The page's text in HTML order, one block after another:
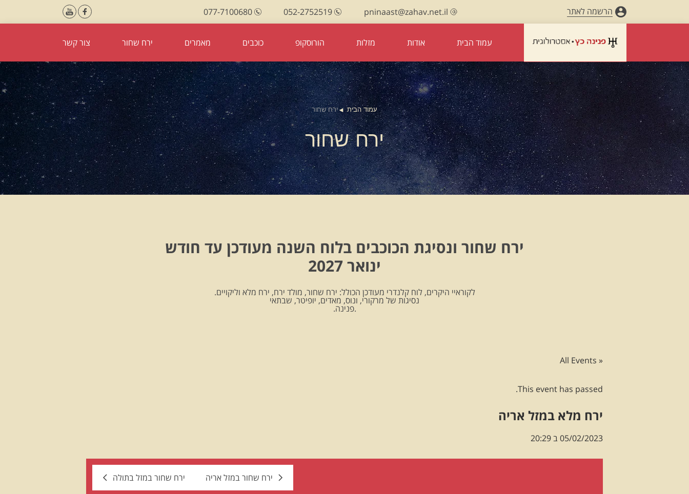
הרשמה לאתר pninaast@zahav.net.il
052-2752519
077-7100680
עמוד הבית אודות מזלות הורוסקופ כוכבים מאמרים ירח שחור צור קשר
עמוד הבית ירח שחור
ירח שחור
ירח שחור ונסיגת הכוכבים בלוח השנה מעודכן עד חודש
ינואר 2027
לקוראיי היקרים, לוח קלנדרי מעודכן הכולל: ירח שחור, מולד ירח, ירח מלא וליקויים.
נסיגות של מרקורי, ונוס, מאדים, יופיטר, שבתאי
.פנינה.
« All Events
This event has passed.
ירח מלא במזל אריה
05/02/2023 ב 20:29
ירח שחור במזל אריה ירח שחור במזל בתולה